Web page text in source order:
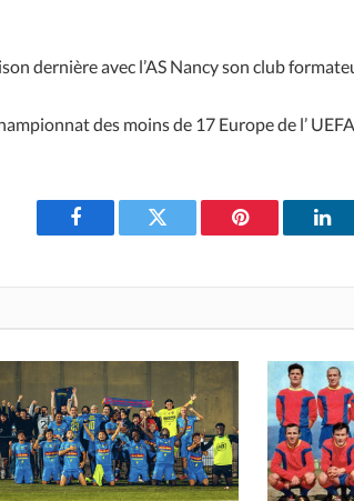
dernière avec l’AS Nancy son club
des moins de 17 Europe de l’
Facebook Twitter Pinterest